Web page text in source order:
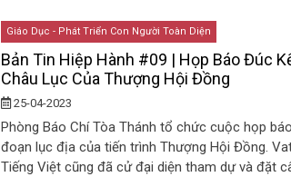
Giáo Dục - Phát Triển Con Người Toàn Diện
Bản Tin Hiệp Hành #09 | Họp Báo Đúc
Châu Lục Của Thượng Hội Đồng
25-04-2023
Phòng Báo Chí Tòa Thánh tổ chức cuộc họp
đoạn lục địa của tiến trình Thượng Hội Đồng.
Tiếng Việt cũng đã cử đại diện tham dự và đặt